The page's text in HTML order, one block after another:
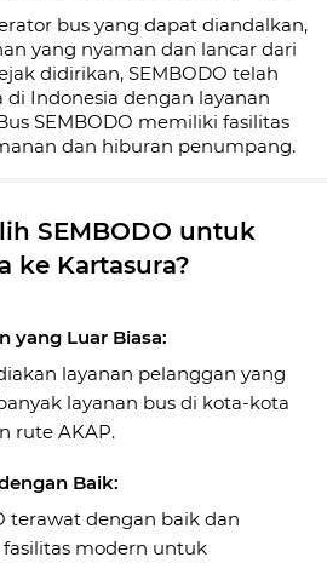
bus yang dapat diandalkan,
yang nyaman dan lancar dari
didirikan, SEMBODO telah
Indonesia dengan layanan
SEMBODO memiliki fasilitas
dan hiburan penumpang.
SEMBODO untuk
ke Kartasura?
yang Luar Biasa:
layanan pelanggan yang
layanan bus di kota-kota
rute AKAP.
Baik:
terawat dengan baik dan
modern untuk